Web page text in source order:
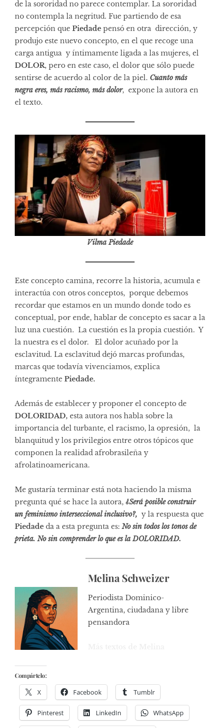
de la sororidad no parece contemplar. La sororidad
no contempla la negritud. Fue partiendo de esa
percepción que Piedade pensó en otra dirección, y
produjo este nuevo concepto, en el que recoge una
carga antigua y íntimamente ligada a las mujeres, el
DOLOR, pero en este caso, el dolor que sólo puede
sentirse de acuerdo al color de la piel. Cuanto más
negra eres, más racismo, más dolor, expone la autora en
el texto.
Vilma Piedade
Este concepto camina, recorre la historia, acumula e
interactúa con otros conceptos, porque debemos
recordar que estamos en un mundo donde todo es
conceptual, por ende, hablar de concepto es sacar a la
luz una cuestión. La cuestión es la propia cuestión. Y
la nuestra es el dolor. El dolor acuñado por la
esclavitud. La esclavitud dejó marcas profundas,
marcas que todavía vivenciamos, explica
íntegramente Piedade.
Además de establecer y proponer el concepto de
DOLORIDAD, esta autora nos habla sobre la
importancia del turbante, el racismo, la opresión, la
blanquitud y los privilegios entre otros tópicos que
componen la realidad afrobrasileña y
afrolatinoamericana.
Me gustaría terminar está nota haciendo la misma
pregunta qué se hace la autora, ¿Será posible construir
un feminismo interseccional inclusivo?, y la respuesta que
Piedade da a esta pregunta es: No sin todos los tonos de
prieta. No sin comprender lo que es la DOLORIDAD.
Melina Schweizer
Periodista Dominico-
Argentina, ciudadana y libre
pensandora
Compártelo:
X Facebook Tumblr
Pinterest LinkedIn WhatsApp